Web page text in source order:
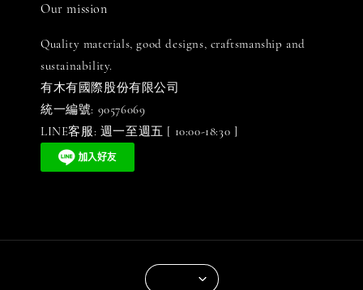
Our mission
Quality materials, good designs, craftsmanship and
sustainability.
有木有國際股份有限公司
統一編號: 90576069
LINE客服: 週一至週五 [ 10:00-18:30 ]